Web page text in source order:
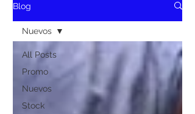
Blog
All Posts
Promo
Nuevos
Stock
Nuevos